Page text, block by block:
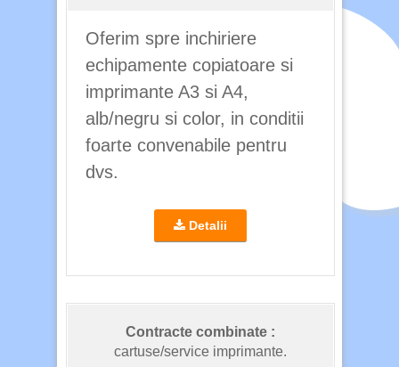
Oferim spre inchiriere
echipamente copiatoare si
imprimante A3 si A4,
alb/negru si color, in conditii
foarte convenabile pentru
dvs.
Detalii
Contracte combinate :
cartuse/service imprimante.